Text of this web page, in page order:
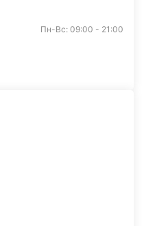
Пн-Вс: 09:00 - 21:00